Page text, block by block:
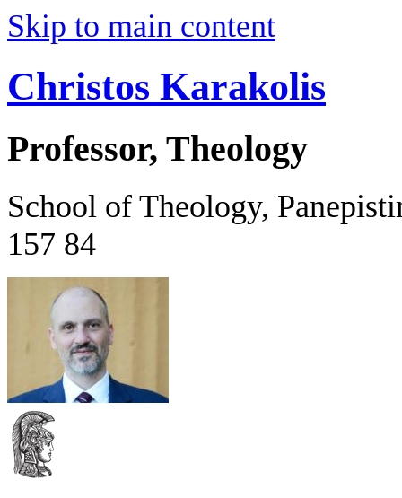
Skip to main content
Christos Karakolis
Professor, Theology
School of Theology,
157 84